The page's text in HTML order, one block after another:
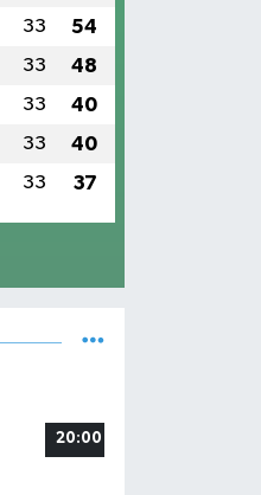
33 54
33 48
33 40
33 40
33 37
20:00